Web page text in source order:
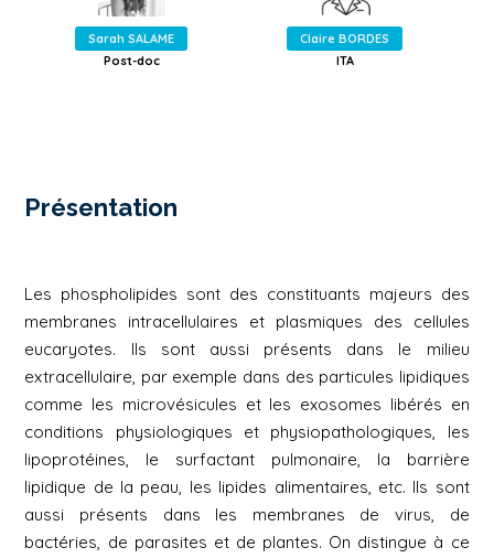
Sarah SALAME
Post-doc
Claire BORDES
ITA
Présentation
Les phospholipides sont des constituants majeurs des
membranes intracellulaires et plasmiques des cellules
eucaryotes. Ils sont aussi présents dans le milieu
extracellulaire, par exemple dans des particules lipidiques
comme les microvésicules et les exosomes libérés en
conditions physiologiques et physiopathologiques, les
lipoprotéines, le surfactant pulmonaire, la barrière
lipidique de la peau, les lipides alimentaires, etc. Ils sont
aussi présents dans les membranes de virus, de
bactéries, de parasites et de plantes. On distingue à ce